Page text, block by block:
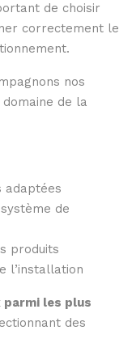
de choisir
correctement le
nos
domaine de la
adaptées
système de
produits
l’installation
parmi les plus
des